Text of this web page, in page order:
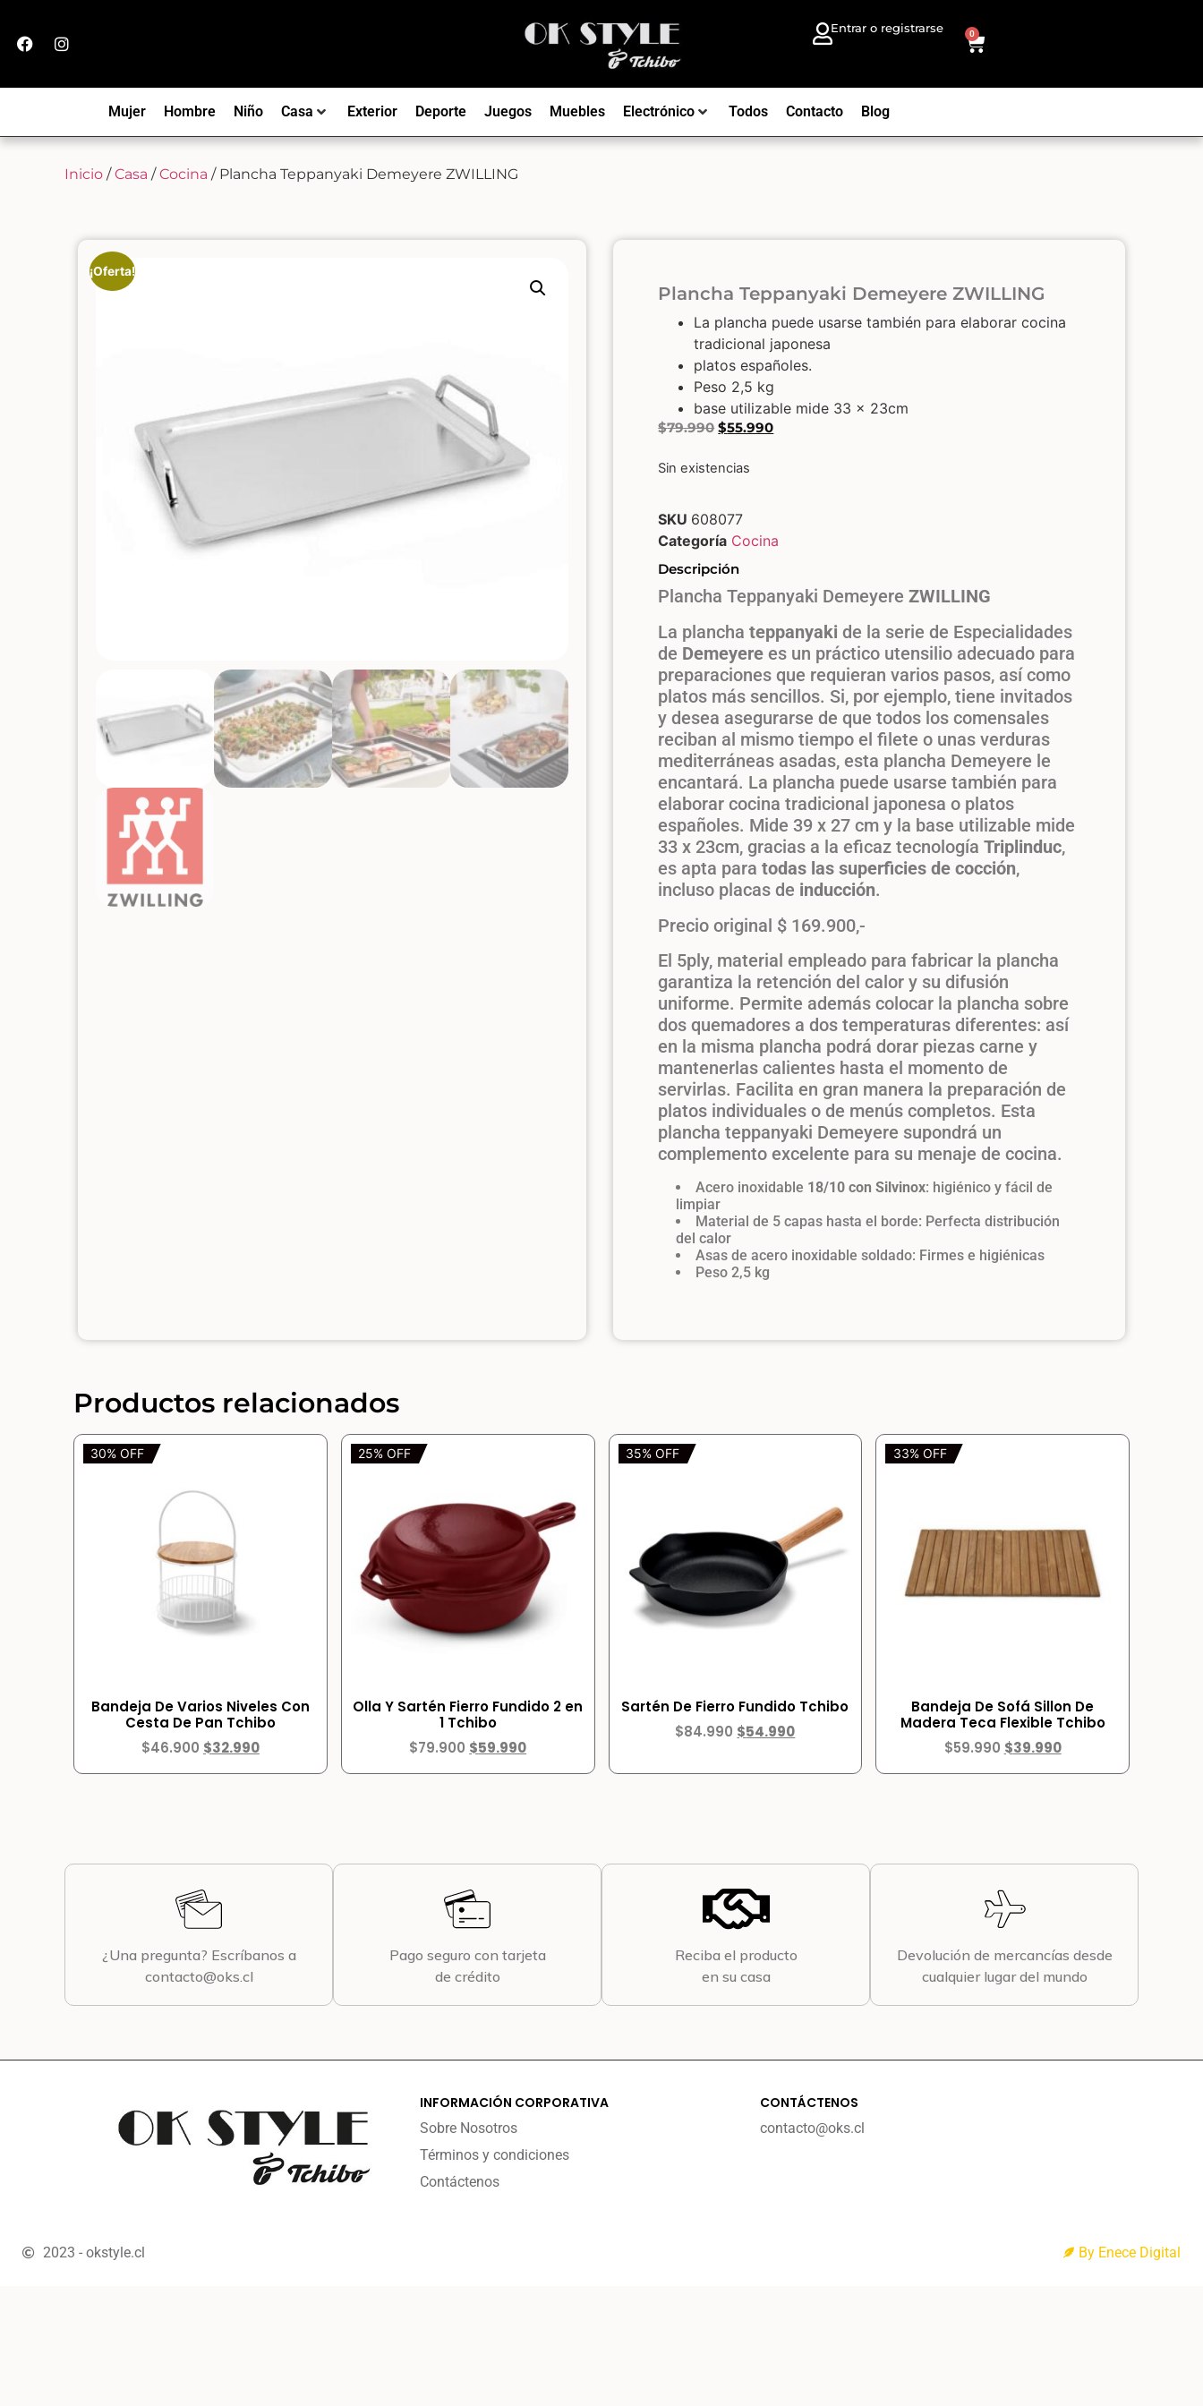
Entrar o registrarse 0
Mujer Hombre Niño Casa Exterior Deporte Juegos Muebles Electrónico Todos Contacto Blog
Inicio /Casa /Cocina / ​Plancha Teppanyaki Demeyere ZWILLING
¡Oferta!
​Plancha Teppanyaki Demeyere ZWILLING
La plancha puede usarse también para elaborar cocina
tradicional japonesa
platos españoles.
Peso 2,5 kg
base utilizable mide 33 x 23cm
$79.990 $55.990
Sin existencias
SKU 608077
Categoría Cocina
Descripción
​Plancha Teppanyaki DemeyereZWILLING
La planchateppanyakide la serie de Especialidades
de Demeyere es un práctico utensilio adecuado para
preparaciones que requieran varios pasos, así como
platos más sencillos. Si, por ejemplo, tiene invitados
y desea asegurarse de que todos los comensales
reciban al mismo tiempo el filete o unas verduras
mediterráneas asadas, esta plancha Demeyere le
encantará. La plancha puede usarse también para
elaborar cocina tradicional japonesa o platos
españoles. Mide 39 x 27 cm y la base utilizable mide
33 x 23cm, gracias a la eficaz tecnologíaTriplinduc,
es apta paratodas las superficies de cocción,
incluso placas de inducción.
Precio original $ 169.900,-
El 5ply, material empleado para fabricar la plancha
garantiza la retención del calor y su difusión
uniforme. Permite además colocar la plancha sobre
dos quemadores a dos temperaturas diferentes: así
en la misma plancha podrá dorar piezas carne y
mantenerlas calientes hasta el momento de
servirlas. Facilita en gran manera la preparación de
platos individuales o de menús completos. Esta
plancha teppanyaki Demeyere supondrá un
complemento excelente para su menaje de cocina.
Acero inoxidable 18/10 con Silvinox: higiénico y fácil de
limpiar
Material de 5 capas hasta el borde: Perfecta distribución
del calor
Asas de acero inoxidable soldado: Firmes e higiénicas
Peso 2,5 kg
Productos relacionados
30% OFF
Bandeja De Varios Niveles Con
Cesta De Pan Tchibo
$46.900 $32.990
25% OFF
Olla Y Sartén Fierro Fundido 2 en
1 Tchibo
$79.900 $59.990
35% OFF
Sartén De Fierro Fundido Tchibo
$84.990 $54.990
33% OFF
Bandeja De Sofá Sillon De
Madera Teca Flexible Tchibo
$59.990 $39.990
¿Una pregunta? Escríbanos a
contacto@oks.cl
Pago seguro con tarjeta
de crédito
Reciba el producto
en su casa
Devolución de mercancías desde
cualquier lugar del mundo
INFORMACIÓN CORPORATIVA
Sobre Nosotros
Términos y condiciones
Contáctenos
CONTÁCTENOS
contacto@oks.cl
2023 - okstyle.cl By Enece Digital